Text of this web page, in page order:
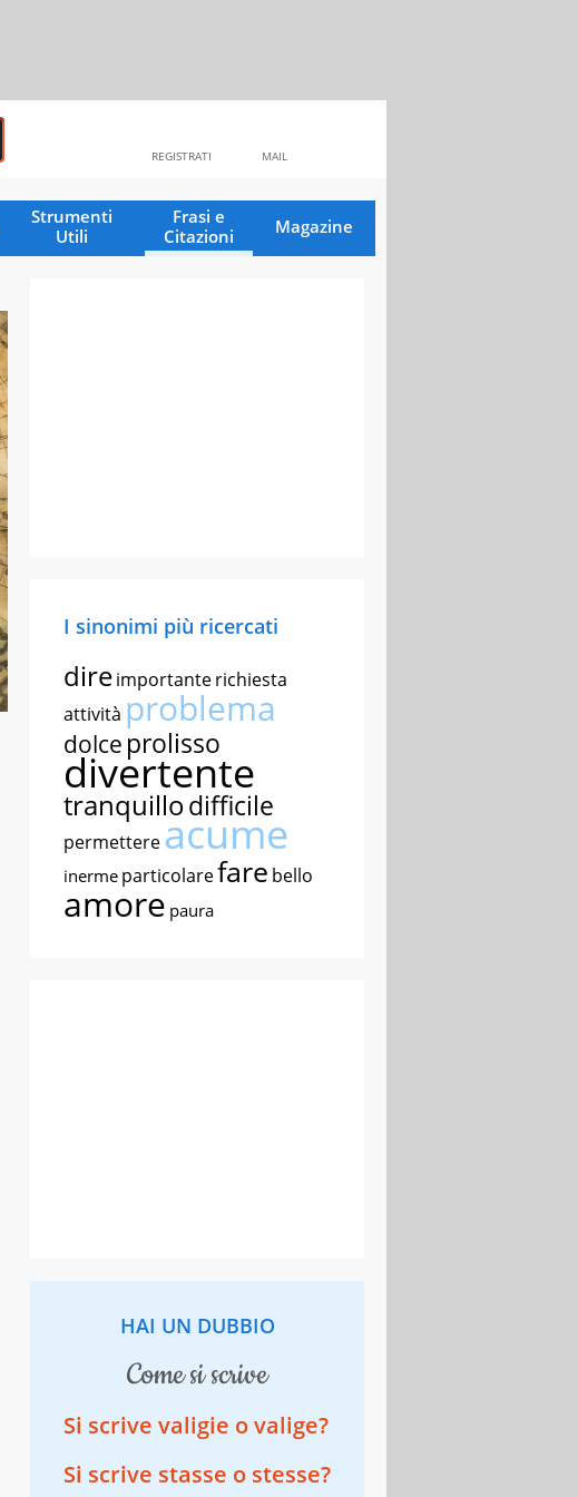
MAIL
REGISTRATI
Strumenti
Utili
Frasi e
Citazioni
Magazine
I sinonimi più ricercati
direimportanterichiesta
attività problema
dolce prolisso
divertente
tranquillodifficile
permettereacume
inerme particolarefare bello
amore paura
HAI UN DUBBIO
come si scrive
Si scrive valigie o valige?
Si scrive stasse o stesse?